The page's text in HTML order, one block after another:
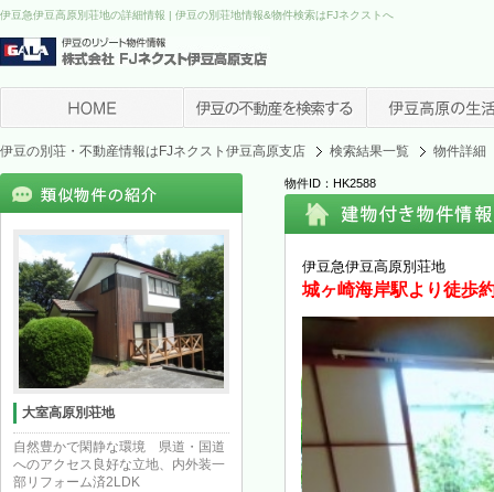
伊豆急伊豆高原別荘地の詳細情報 | 伊豆の別荘地情報&物件検索はFJネクストへ
伊豆の別荘・不動産情報はFJネクスト伊豆高原支店 検索結果一覧 物件詳細
大室高原別荘地
自然豊かで閑静な環境 県道・国道
へのアクセス良好な立地、内外装一
部リフォーム済2LDK
物件ID：HK2588
伊豆急伊豆高原別荘地
城ヶ崎海岸駅より徒歩